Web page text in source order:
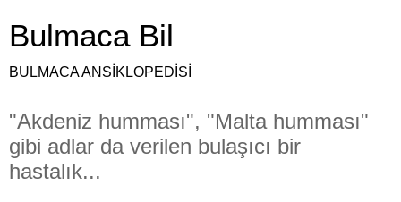
Bulmaca Bil
BULMACA ANSİKLOPEDİSİ
"Akdeniz humması", "Malta humması"
gibi adlar da verilen bulaşıcı bir
hastalık...